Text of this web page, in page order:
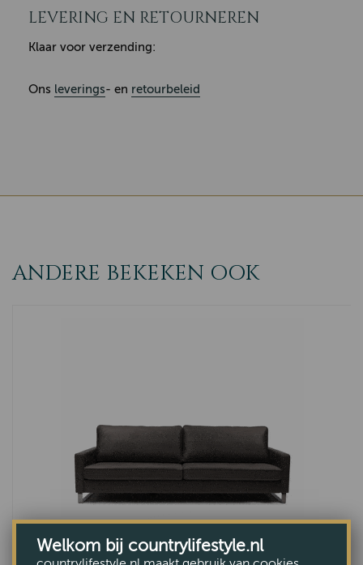
LEVERING EN RETOURNEREN
Klaar voor verzending:
Ons leverings- en retourbeleid
ANDERE BEKEKEN OOK
Welkom bij countrylifestyle.nl